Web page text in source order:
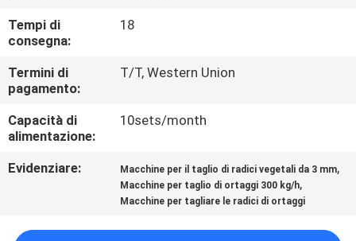
DI
QUALITÀ
CONTATTICI
Tempi di
consegna:
18
Termini di
pagamento:
T/T, Western Union
Capacità di
alimentazione:
10sets/month
Evidenziare: Macchine per il taglio di radici vegetali da 3 mm,
Macchine per taglio di ortaggi 300 kg/h,
Macchine per tagliare le radici di ortaggi